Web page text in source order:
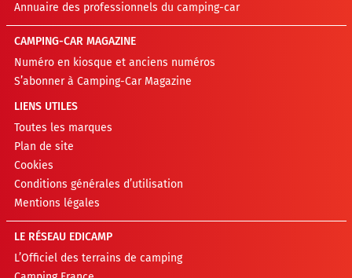
Annuaire des professionnels du camping-car
CAMPING-CAR MAGAZINE
Numéro en kiosque et anciens numéros
S’abonner à Camping-Car Magazine
LIENS UTILES
Toutes les marques
Plan de site
Cookies
Conditions générales d’utilisation
Mentions légales
LE RÉSEAU EDICAMP
L’Officiel des terrains de camping